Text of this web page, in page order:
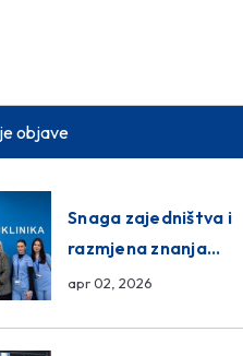
objave
Snaga zajedništva i
razmjena znanja
unutar ASA Medical
apr 02, 2026